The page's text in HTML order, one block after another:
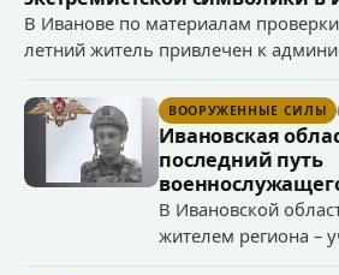
В Иванове по материалам
летний житель привлечен к
демонстрирование символики
организации, если эти действия не
уголовно наказуемого деяния) за
экстремистской символики в сети
ВООРУЖЕННЫЕ СИЛЫ
Ивановская
последний путь
В Ивановской
жителем региона –